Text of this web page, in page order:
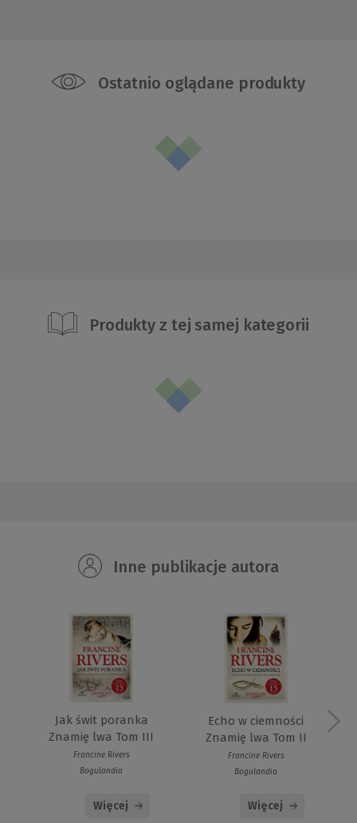
Ostatnio oglądane produkty
Produkty z tej samej kategorii
Inne publikacje autora
Jak świt poranka
Znamię lwa Tom III
Francine Rivers
Bogulandia
Więcej
Echo w ciemności
Znamię lwa Tom II
Francine Rivers
Bogulandia
Więcej